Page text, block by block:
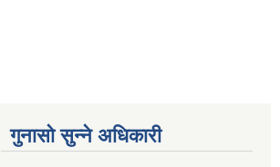
गुनासो सुन्ने अधिकारी